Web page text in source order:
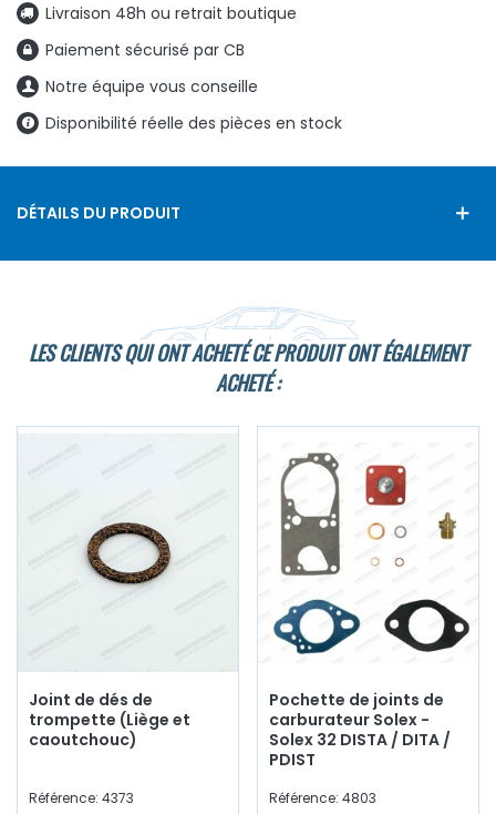
Livraison 48h ou retrait boutique
Paiement sécurisé par CB
Notre équipe vous conseille
Disponibilité réelle des pièces en stock
DÉTAILS DU PRODUIT
LES CLIENTS QUI ONT ACHETÉ CE PRODUIT ONT ÉGALEMENT
ACHETÉ :
Joint de dés de
trompette (Liège et
caoutchouc)
Référence: 4373
Pochette de joints de
carburateur Solex -
Solex 32 DISTA / DITA /
PDIST
Référence: 4803